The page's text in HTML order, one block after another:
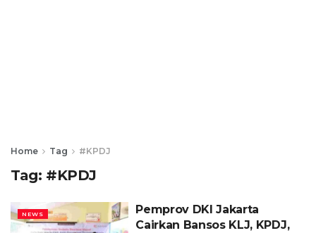
Home Tag #KPDJ
Tag: #KPDJ
NEWS
Pemprov DKI Jakarta
Cairkan Bansos KLJ, KPDJ,